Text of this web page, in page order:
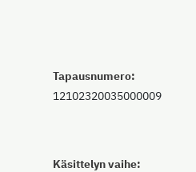
Tapausnumero:
12102320035000009
Käsittelyn vaihe: